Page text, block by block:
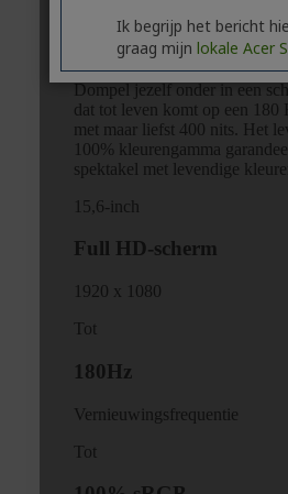
Ik begrijp het bericht
graag mijn lokale Acer